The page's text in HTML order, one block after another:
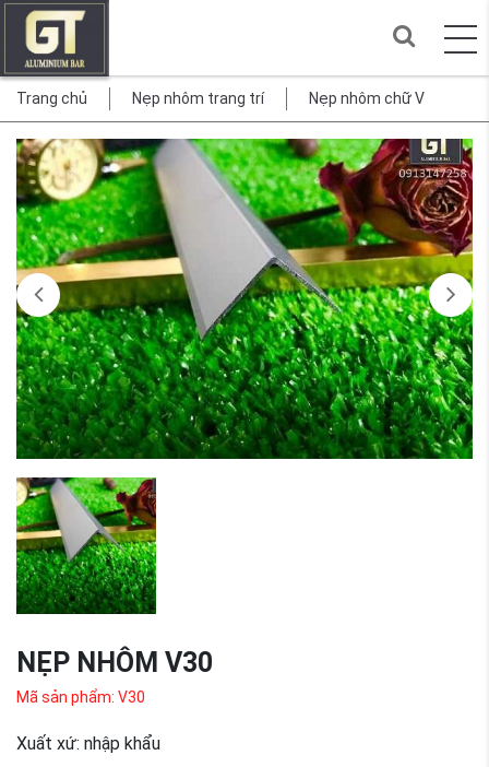
Trang chủ Nẹp nhôm trang trí Nẹp nhôm chữ V
NẸP NHÔM V30
Mã sản phẩm: V30
Xuất xứ: nhập khẩu